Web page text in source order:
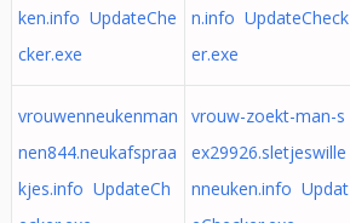
ken.info UpdateChe
cker.exe
n.info UpdateCheck
er.exe
vrouwenneukenman
nen844.neukafspraa
kjes.info UpdateCh
vrouw-zoekt-man-s
ex29926.sletjeswille
nneuken.info Updat